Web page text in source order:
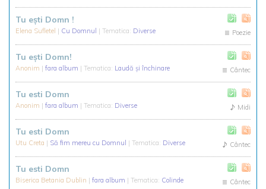
Tu ești Domn !
Elena Sufletel | Cu Domnul | Tematica: Diverse Poezie
Tu ești Domn!
Anonim | fara album | Tematica: Laudă și închinare Cântec
Tu esti Domn
Anonim | fara album | Tematica: Diverse Midi
Tu esti Domn
Utu Creta | Să fim mereu cu Domnul | Tematica: Diverse Cântec
Tu esti Domn
Biserica Betania Dublin | fara album | Tematica: Colinde Cântec